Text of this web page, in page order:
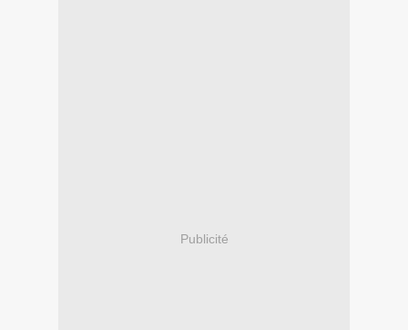
Publicité